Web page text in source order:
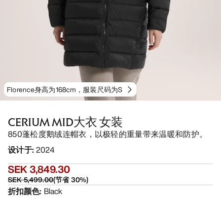
Florence身高为168cm，服装尺码为S
CERIUM MID大衣 女装
850蓬松度鹅绒连帽衣，以极轻的重量带来温暖和防护。
设计于: 2024
SEK 3,849.30
SEK 5,499.00(节省30%)
折扣颜色: Black